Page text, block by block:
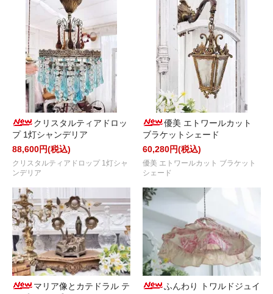
クリスタルティアドロッ
プ 1灯シャンデリア
88,600円(税込)
クリスタルティアドロップ 1灯シャ
ンデリア
優美 エトワールカット
ブラケットシェード
60,280円(税込)
優美 エトワールカット ブラケット
シェード
マリア像とカテドラル テ
ふんわり トワルドジュイ